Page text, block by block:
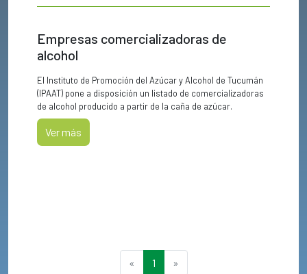
Empresas comercializadoras de
alcohol
El Instituto de Promoción del Azúcar y Alcohol de Tucumán
(IPAAT) pone a disposición un listado de comercializadoras
de alcohol producido a partir de la caña de azúcar.
Ver más
« 1 »